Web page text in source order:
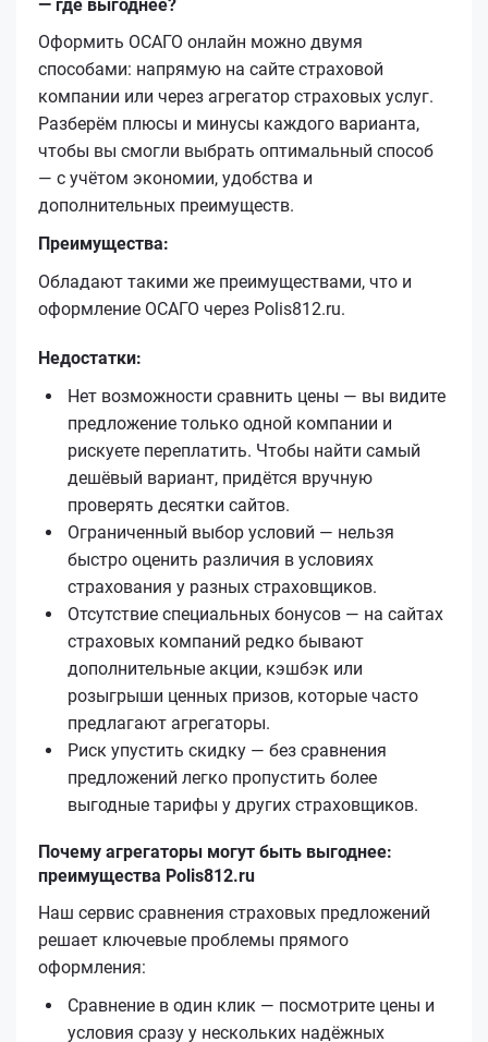
— где выгоднее?
Оформить ОСАГО онлайн можно двумя
способами: напрямую на сайте страховой
компании или через агрегатор страховых услуг.
Разберём плюсы и минусы каждого варианта,
чтобы вы смогли выбрать оптимальный способ
— с учётом экономии, удобства и
дополнительных преимуществ.
Преимущества:
Обладают такими же преимуществами, что и
оформление ОСАГО через Polis812.ru.
Недостатки:
Нет возможности сравнить цены — вы видите
предложение только одной компании и
рискуете переплатить. Чтобы найти самый
дешёвый вариант, придётся вручную
проверять десятки сайтов.
Ограниченный выбор условий — нельзя
быстро оценить различия в условиях
страхования у разных страховщиков.
Отсутствие специальных бонусов — на сайтах
страховых компаний редко бывают
дополнительные акции, кэшбэк или
розыгрыши ценных призов, которые часто
предлагают агрегаторы.
Риск упустить скидку — без сравнения
предложений легко пропустить более
выгодные тарифы у других страховщиков.
Почему агрегаторы могут быть выгоднее:
преимущества Polis812.ru
Наш сервис сравнения страховых предложений
решает ключевые проблемы прямого
оформления:
Сравнение в один клик — посмотрите цены и
условия сразу у нескольких надёжных